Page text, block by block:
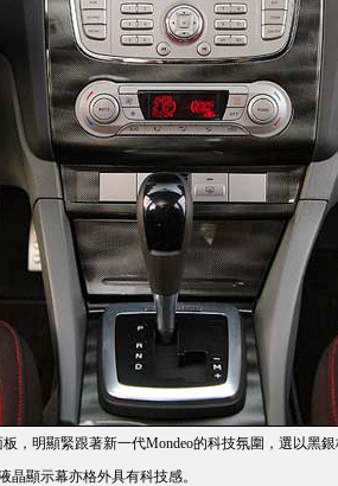
，明顯緊跟著新一代Mondeo的科技氛圍，選以黑
晶顯示幕亦格外具有科技感。